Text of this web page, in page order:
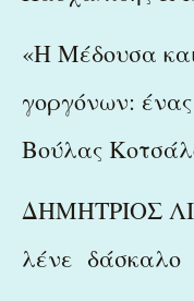
«Η Μέδουσα
γοργόνων:
Βούλας
ΔΗΜΗΤΡΙΟΣ
λένε δάσκαλο